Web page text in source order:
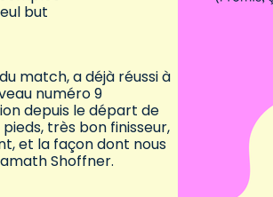
but
match, a déjà réussi à
numéro 9
depuis le départ de
très bon finisseur,
et la façon dont nous
Shoffner.